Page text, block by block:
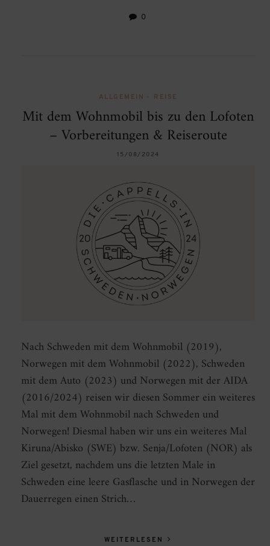
0
ALLGEMEIN REISE
Mit dem Wohnmobil bis zu den Lofoten
– Vorbereitungen & Reiseroute
15/08/2024
Nach Schweden mit dem Wohnmobil (2019),
Norwegen mit dem Wohnmobil (2022), Schweden
mit dem Auto (2023) und Norwegen mit der AIDA
(2016/2024) reisen wir diesen Sommer ein weiteres
Mal mit dem Wohnmobil nach Schweden und
Norwegen! Diesmal haben wir uns ein weiteres Mal
Kiruna/Abisko (SWE) bzw. Senja/Lofoten (NOR) als
Ziel gesetzt, nachdem uns die letzten Male in
Schweden eine leere Gasflasche und in Norwegen der
Dauerregen einen Strich…
WEITERLESEN